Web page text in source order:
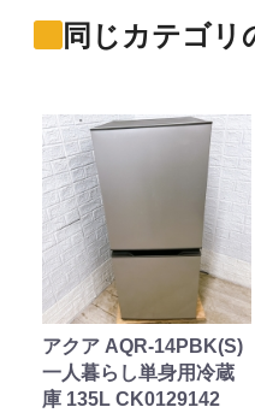
同じカテゴリ
アクア AQR-14PBK(S)
一人暮らし単身用冷蔵
庫 135L CK0129142